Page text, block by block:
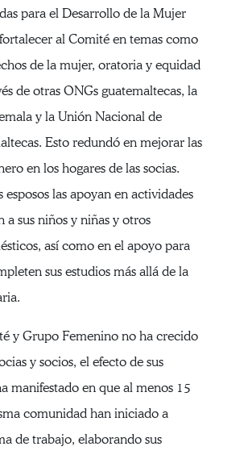
para el Desarrollo de la Mujer
al Comité en temas como
de la mujer, oratoria y equidad
de otras ONGs guatemaltecas, la
y la Unión Nacional de
Esto redundó en mejorar las
en los hogares de las socias.
esposos las apoyan en actividades
a sus niños y niñas y otros
así como en el apoyo para
sus estudios más allá de la
y Grupo Femenino no ha crecido
y socios, el efecto de sus
manifestado en que al menos 15
comunidad han iniciado a
de trabajo, elaborando sus